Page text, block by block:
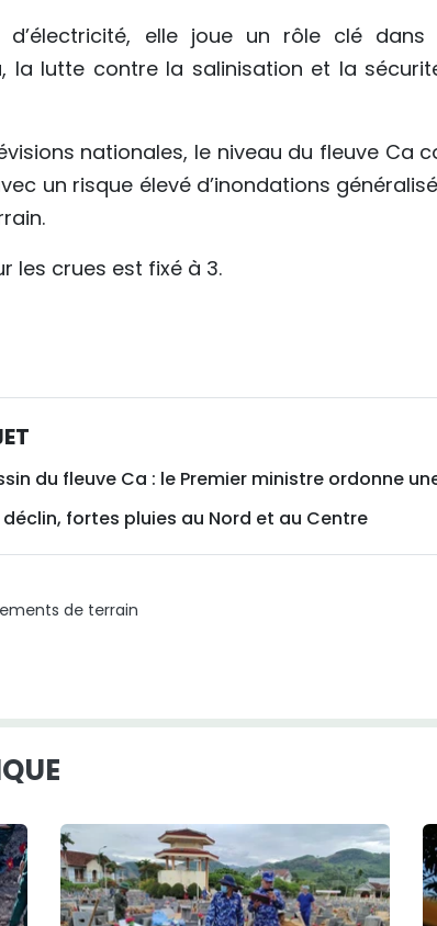
elle joue un rôle clé
la lutte contre la salinisation et la
nationales, le niveau du fleuve Ca
un risque élevé d’inondations
les crues est fixé à 3.
du fleuve Ca : le Premier ministre ordonne
fortes pluies au Nord et au Centre
de terrain